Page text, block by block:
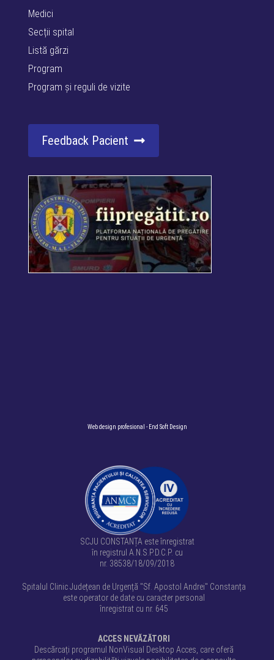
Web design profesional - End Soft Design
Medici
Secții spital
Listă gărzi
Program
Program și reguli de vizite
Feedback Pacient
SCJU CONSTANȚA este înregistrat
în registrul A.N.S.P.D.C.P. cu
nr. 38538/18/09/2018
Spitalul Clinic Județean de Urgență "Sf. Apostol Andrei" Constanța
este operator de date cu caracter personal
înregistrat cu nr. 645
ACCES NEVĂZĂTORI
Descărcați programul NonVisual Desktop Acces, care oferă